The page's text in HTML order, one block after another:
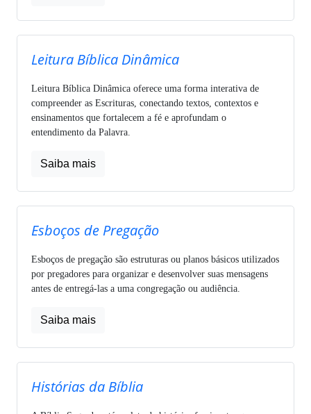
Leitura Bíblica Dinâmica
Leitura Bíblica Dinâmica oferece uma forma interativa de
compreender as Escrituras, conectando textos, contextos e
ensinamentos que fortalecem a fé e aprofundam o
entendimento da Palavra.
Saiba mais
Esboços de Pregação
Esboços de pregação são estruturas ou planos básicos utilizados
por pregadores para organizar e desenvolver suas mensagens
antes de entregá-las a uma congregação ou audiência.
Saiba mais
Histórias da Bíblia